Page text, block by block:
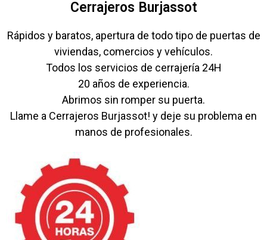
Cerrajeros Burjassot
Rápidos y baratos, apertura de todo tipo de puertas de
viviendas, comercios y vehículos.
Todos los servicios de cerrajería 24H
20 años de experiencia.
Abrimos sin romper su puerta.
Llame a Cerrajeros Burjassot! y deje su problema en
manos de profesionales.